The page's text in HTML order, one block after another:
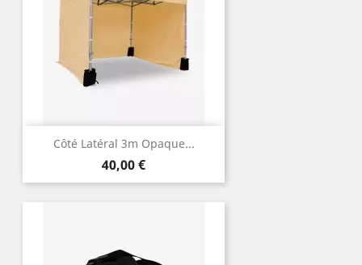
Côté Latéral 3m Opaque...
Prix
40,00 €